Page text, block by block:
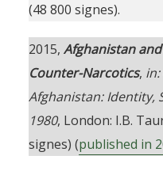
(48 800 signes).
2015, Afghanistan
Counter-Narcotics, in:
Afghanistan: Identity,
1980, London: I.B.
signes) (published in